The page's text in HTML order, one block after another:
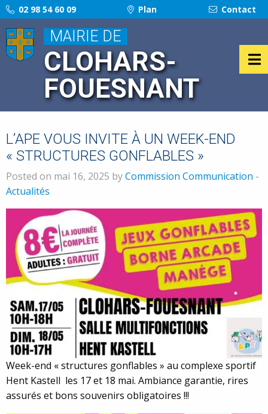
02 98 54 60 09 Plan Contact
MAIRIE DE
CLOHARS-
FOUESNANT
L’APE VOUS INVITE À UN WEEK-END
« STRUCTURES GONFLABLES »
Posted on mai 16, 2025 byCommission Communication -
Actualités
Week-end « structures gonflables » au complexe sportif
Hent Kastell les 17 et 18 mai. Ambiance garantie, rires
assurés et bons souvenirs obligatoires !!!